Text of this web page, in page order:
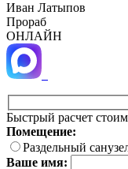
Иван Латыпов
Прораб
ОНЛАЙН
Быстрый расчет
Помещение:
Раздельный
Ваше имя: